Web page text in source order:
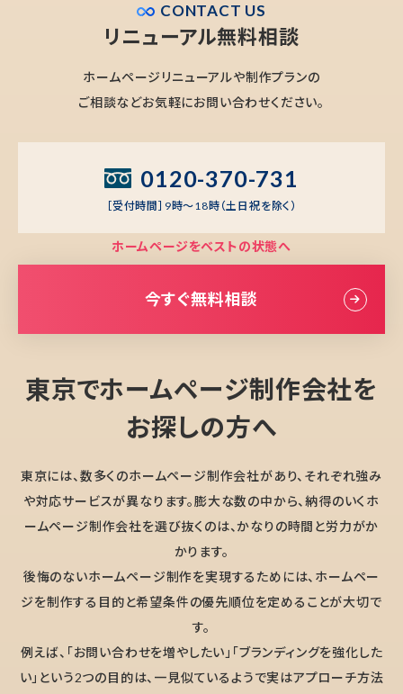
CONTACT US
リニューアル無料相談
ホームページリニューアルや制作プランの
ご相談などお気軽にお問い合わせください。
0120-370-731
［受付時間］9時～18時（土日祝を除く）
ホームページをベストの状態へ
今すぐ無料相談
東京でホームページ制作会社を
お探しの方へ
東京には、数多くのホームページ制作会社があり、それぞれ強み
や対応サービスが異なります。膨大な数の中から、納得のいくホ
ームページ制作会社を選び抜くのは、かなりの時間と労力がか
かります。
後悔のないホームページ制作を実現するためには、ホームペー
ジを制作する目的と希望条件の優先順位を定めることが大切で
す。
例えば、「お問い合わせを増やしたい」「ブランディングを強化した
い」という2つの目的は、一見似ているようで実はアプローチ方法